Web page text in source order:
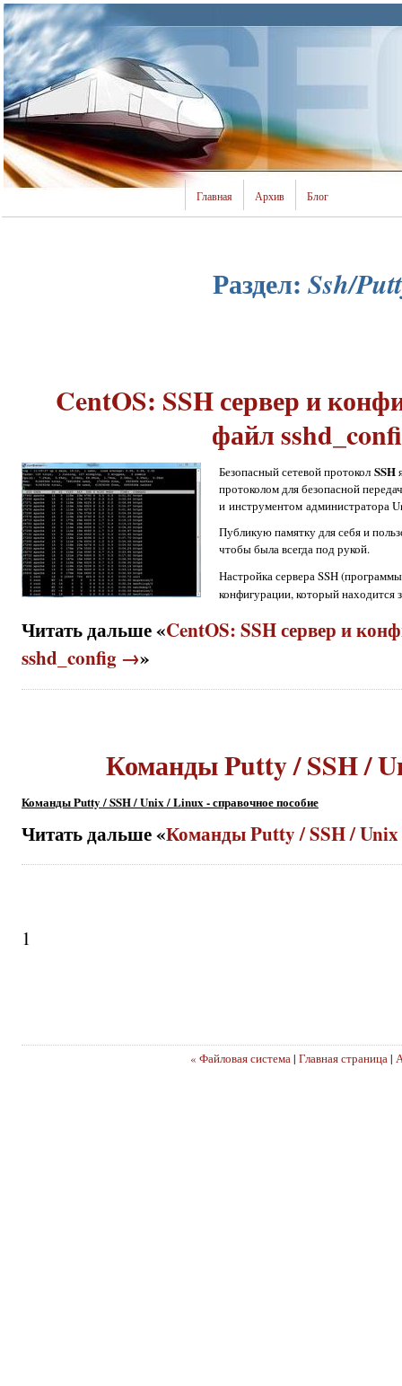
Главная Архив Блог
Раздел: Ssh/
CentOS: SSH сервер и
файл
Безопасный сетевой протокол SSH
протоколом для безопасной
и инструментом администратора
Публикую памятку для себя и
чтобы была всегда под рукой.
Настройка сервера SSH
конфигурации, который находится
Читать дальше «CentOS: SSH сервер и
sshd_config →»
Команды Putty / SSH /
Команды Putty / SSH / Unix / Linux - справочное пособие
Читать дальше «Команды Putty / SSH /
1
« Файловая система| Главная страница|